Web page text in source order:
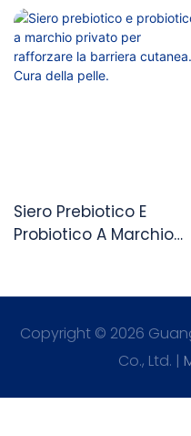
Siero Prebiotico E
Probiotico A Marchio
Cura Della Pelle.
Copyright © 2026
Co., Ltd. |